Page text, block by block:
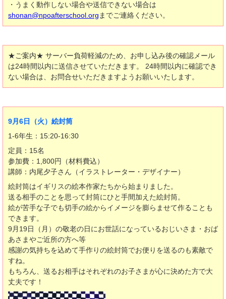
・うまく動作しない場合や送信できない場合は
shonan@npoafterschool.org までご連絡ください。
★ご案内★ サーバー負荷軽減のため、お申し込み後の確認メール
は24時間以内に送信させていただきます。 24時間以内に確認でき
ない場合は、お問合せいただきますようお願いいたします。
9月6日（火）絵封筒
1-6年生：15:20-16:30
定員：15名
参加費：1,800円（材料費込）
講師：内尾夕子さん（イラストレーター・デザイナー）
絵封筒はイギリスの絵本作家たちから始まりました。
送る相手のことを思って封筒にひと手間加えた絵封筒。
絵が苦手な子でも切手の絵からイメージを膨らませて作ることも
できます。
9月19日（月）の敬老の日にお世話になっているおじいさま・おば
あさまやご近所の方へ等
感謝の気持ちを込めて手作りの絵封筒でお便りを送るのも素敵で
すね。
もちろん、送るお相手はそれぞれのお子さまが心に決めた方で大
丈夫です！